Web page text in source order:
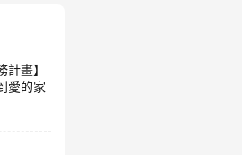
計畫】
愛的家